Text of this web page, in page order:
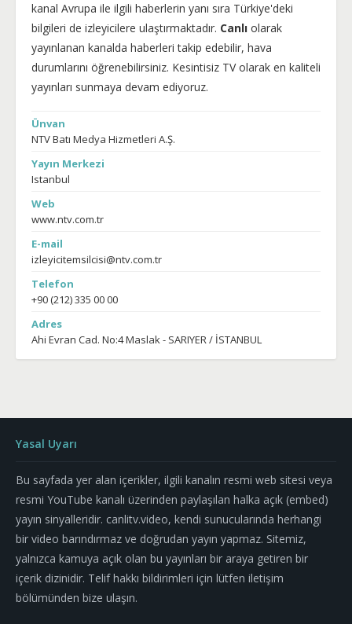
kanal Avrupa ile ilgili haberlerin yanı sıra Türkiye'deki
bilgileri de izleyicilere ulaştırmaktadır. Canlı olarak
yayınlanan kanalda haberleri takip edebilir, hava
durumlarını öğrenebilirsiniz. Kesintisiz TV olarak en kaliteli
yayınları sunmaya devam ediyoruz.
Ünvan
NTV Batı Medya Hizmetleri A.Ş.
Yayın Merkezi
Istanbul
Web
www.ntv.com.tr
E-mail
izleyicitemsilcisi@ntv.com.tr
Telefon
+90 (212) 335 00 00
Adres
Ahi Evran Cad. No:4 Maslak - SARIYER / İSTANBUL
Yasal Uyarı
Bu sayfada yer alan içerikler, ilgili kanalın resmi web sitesi veya
resmi YouTube kanalı üzerinden paylaşılan halka açık (embed)
yayın sinyalleridir. canlitv.video, kendi sunucularında herhangi
bir video barındırmaz ve doğrudan yayın yapmaz. Sitemiz,
yalnızca kamuya açık olan bu yayınları bir araya getiren bir
içerik dizinidir. Telif hakkı bildirimleri için lütfen iletişim
bölümünden bize ulaşın.